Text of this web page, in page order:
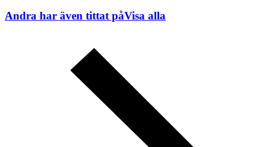
Andra har även tittat påVisa alla